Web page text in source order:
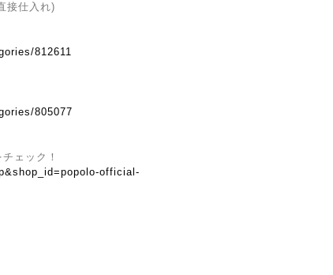
接仕入れ)
812611
805077
ェック！
official-